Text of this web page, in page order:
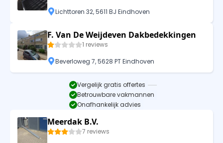
Lichttoren 32, 5611 BJ Eindhoven
F. Van De Weijdeven Dakbedekkingen
1 reviews
Beverloweg 7, 5628 PT Eindhoven
Vergelijk gratis offertes
Betrouwbare vakmannen
Onafhankelijk advies
Meerdak B.V.
7 reviews